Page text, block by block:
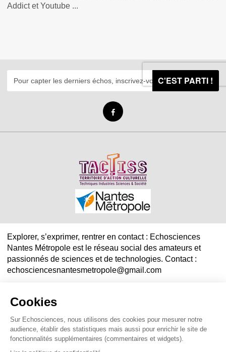
Cookies
Sur Echosciences, nous utilisons des cookies pour mesurer notre
audience, établir des statistiques mais aussi pour enrichir le site de
fonctionnalités supplémentaires (commentaires et widgets).
Addict et Youtube ...
C'EST PARTI !
Explorer, s’exprimer, rentrer en contact : Echosciences
Nantes Métropole est le réseau social des amateurs et
passionnés de sciences et de technologies. Contact :
echosciencesnantesmetropole@gmail.com
Mentions légales
| Ligne éditoriale